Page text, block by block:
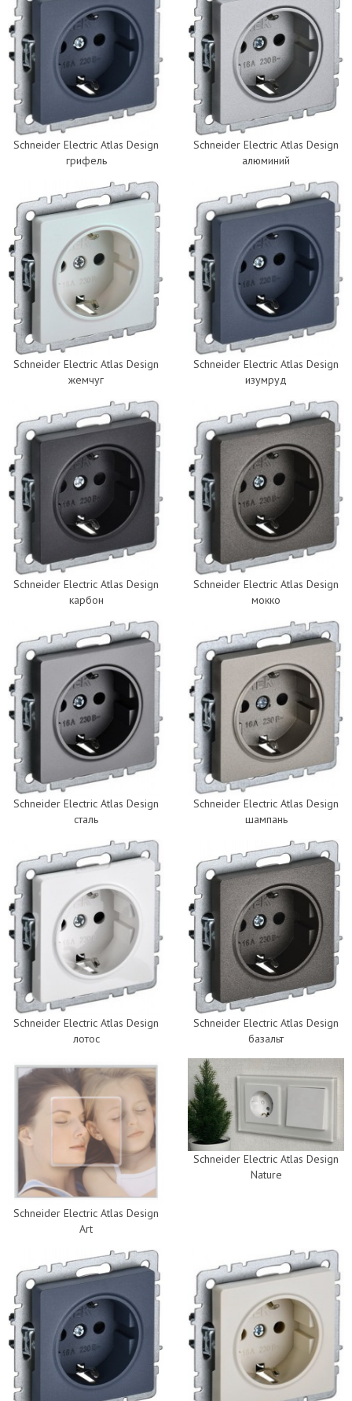
Schneider Electric Atlas Design
грифель
Schneider Electric Atlas Design
алюминий
Schneider Electric Atlas Design
жемчуг
Schneider Electric Atlas Design
изумруд
Schneider Electric Atlas Design
карбон
Schneider Electric Atlas Design
мокко
Schneider Electric Atlas Design
сталь
Schneider Electric Atlas Design
шампань
Schneider Electric Atlas Design
лотос
Schneider Electric Atlas Design
базальт
Schneider Electric Atlas Design
Art
Schneider Electric Atlas Design
Nature